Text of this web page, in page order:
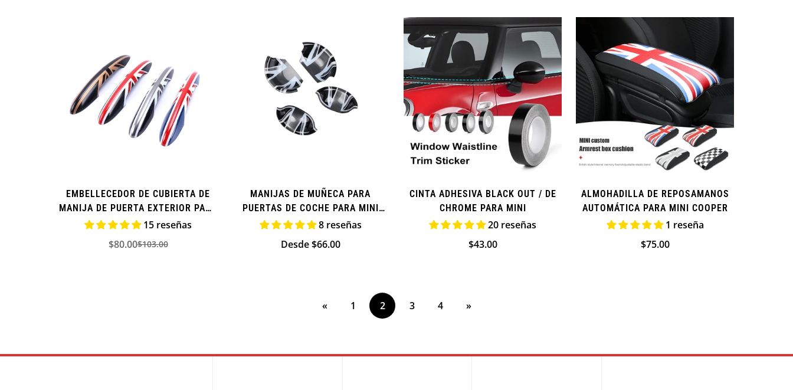
EMBELLECEDOR DE CUBIERTA DE
MANIJA DE PUERTA EXTERIOR PARA
MINI COOPER SERIE F (ADICIONAL)
15 reseñas
Precio
$80.00Precio
$103.00
MANIJAS DE MUÑECA PARA
PUERTAS DE COCHE PARA MINI
COOPER S (ADICIONALES)
8 reseñas
Precio
Desde $66.00
CINTA ADHESIVA BLACK OUT / DE
CHROME PARA MINI
20 reseñas
Precio
$43.00
ALMOHADILLA DE REPOSAMANOS
AUTOMÁTICA PARA MINI COOPER
1 reseña
Precio
$75.00
« 1 2 3 4 »